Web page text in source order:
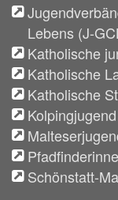
Lebens (J-
Katholische
Katholische
Katholische
Kolpingjugend
Schönstatt-